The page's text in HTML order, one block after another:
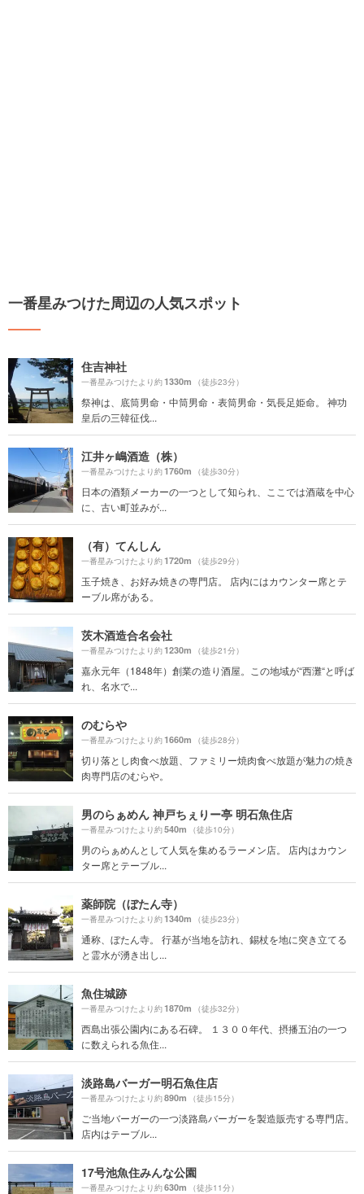
一番星みつけた周辺の人気スポット
住吉神社
一番星みつけたより約1330m （徒歩23分）
祭神は、底筒男命・中筒男命・表筒男命・気長足姫命。 神功
皇后の三韓征伐...
江井ヶ嶋酒造（株）
一番星みつけたより約1760m （徒歩30分）
日本の酒類メーカーの一つとして知られ、ここでは酒蔵を中心
に、古い町並みが...
（有）てんしん
一番星みつけたより約1720m （徒歩29分）
玉子焼き、お好み焼きの専門店。 店内にはカウンター席とテ
ーブル席がある。
茨木酒造合名会社
一番星みつけたより約1230m （徒歩21分）
嘉永元年（1848年）創業の造り酒屋。この地域が“西灘“と呼ば
れ、名水で...
のむらや
一番星みつけたより約1660m （徒歩28分）
切り落とし肉食べ放題、ファミリー焼肉食べ放題が魅力の焼き
肉専門店のむらや。
男のらぁめん 神戸ちぇりー亭 明石魚住店
一番星みつけたより約540m （徒歩10分）
男のらぁめんとして人気を集めるラーメン店。 店内はカウン
ター席とテーブル...
薬師院（ぼたん寺）
一番星みつけたより約1340m （徒歩23分）
通称、ぼたん寺。 行基が当地を訪れ、錫杖を地に突き立てる
と霊水が湧き出し...
魚住城跡
一番星みつけたより約1870m （徒歩32分）
西島出張公園内にある石碑。 １３００年代、摂播五泊の一つ
に数えられる魚住...
淡路島バーガー明石魚住店
一番星みつけたより約890m （徒歩15分）
ご当地バーガーの一つ淡路島バーガーを製造販売する専門店。
店内はテーブル...
17号池魚住みんな公園
一番星みつけたより約630m （徒歩11分）